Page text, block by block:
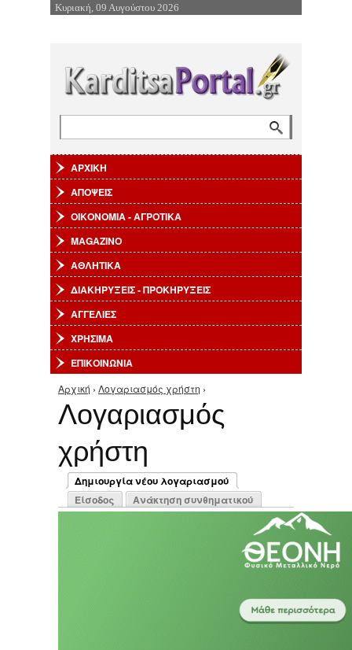
Επιστροφή στην Πλοήγηση
Κυριακή, 09 Αυγούστου 2026
ΑΡΧΙΚΗ
ΑΠΟΨΕΙΣ
ΟΙΚΟΝΟΜΙΑ - ΑΓΡΟΤΙΚΑ
MAGAZINO
ΑΘΛΗΤΙΚΑ
ΔΙΑΚΗΡΥΞΕΙΣ - ΠΡΟΚΗΡΥΞΕΙΣ
ΑΓΓΕΛΙΕΣ
ΧΡΗΣΙΜΑ
ΕΠΙΚΟΙΝΩΝΙΑ
Είστε εδώ
Αρχική › Λογαριασμός χρήστη ›
Λογαριασμός
χρήστη
Πρωτεύουσες καρτέλες
Δημιουργία νέου λογαριασμού
(ενεργή καρτέλα)
Είσοδος Ανάκτηση συνθηματικού